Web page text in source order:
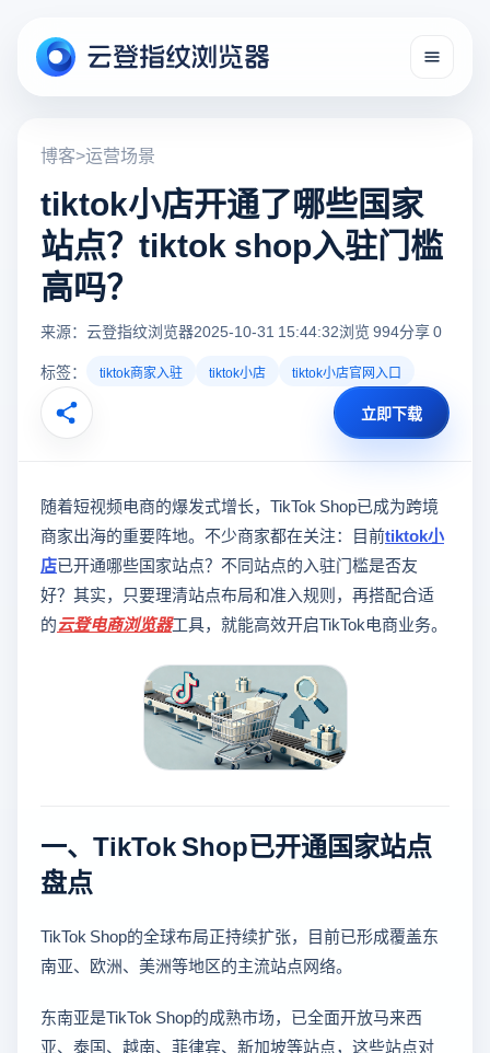
博客>运营场景
tiktok小店开通了哪些国家
站点？tiktok shop入驻门槛
高吗？
来源：云登指纹浏览器2025-10-31 15:44:32浏览 994分享 0
标签：
tiktok商家入驻 tiktok小店 tiktok小店官网入口
立即下载
随着短视频电商的爆发式增长，TikTok Shop已成为跨境
商家出海的重要阵地。不少商家都在关注：目前tiktok小
店已开通哪些国家站点？不同站点的入驻门槛是否友
好？其实，只要理清站点布局和准入规则，再搭配合适
的云登电商浏览器工具，就能高效开启TikTok电商业务。
一、TikTok Shop已开通国家站点
盘点
TikTok Shop的全球布局正持续扩张，目前已形成覆盖东
南亚、欧洲、美洲等地区的主流站点网络。
东南亚是TikTok Shop的成熟市场，已全面开放马来西
亚、泰国、越南、菲律宾、新加坡等站点，这些站点对